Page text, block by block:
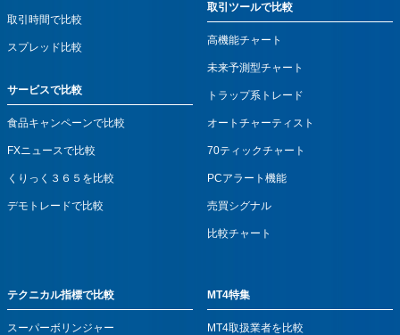
取引時間で比較
スプレッド比較
サービスで比較
食品キャンペーンで比較
FXニュースで比較
くりっく３６５を比較
デモトレードで比較
取引ツールで比較
高機能チャート
未来予測型チャート
トラップ系トレード
オートチャーティスト
70ティックチャート
PCアラート機能
売買シグナル
比較チャート
テクニカル指標で比較
スーパーボリンジャー
MT4特集
MT4取扱業者を比較